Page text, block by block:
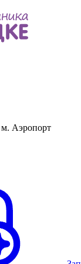
м. Аэропорт